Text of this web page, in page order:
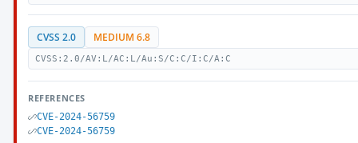
CVSS 2.0 MEDIUM 6.8
CVSS:2.0/AV:L/AC:L/Au:S/C:C/I:C/A:C
REFERENCES
CVE-2024-56759
CVE-2024-56759